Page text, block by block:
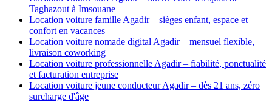
Taghazout à Imsouane
Location voiture famille Agadir – sièges enfant, espace et
confort en vacances
Location voiture nomade digital Agadir – mensuel flexible,
livraison coworking
Location voiture professionnelle Agadir – fiabilité, ponctualité
et facturation entreprise
Location voiture jeune conducteur Agadir – dès 21 ans, zéro
surcharge d'âge